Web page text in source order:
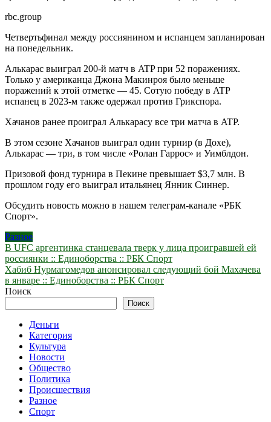
rbc.group
Четвертьфинал между россиянином и испанцем запланирован
на понедельник.
Алькарас выиграл 200-й матч в ATP при 52 поражениях.
Только у американца Джона Макинроя было меньше
поражений к этой отметке — 45. Сотую победу в ATP
испанец в 2023-м также одержал против Грикспора.
Хачанов ранее проиграл Алькарасу все три матча в ATP.
В этом сезоне Хачанов выиграл один турнир (в Дохе),
Алькарас — три, в том числе «Ролан Гаррос» и Уимблдон.
Призовой фонд турнира в Пекине превышает $3,7 млн. В
прошлом году его выиграл итальянец Янник Синнер.
Обсудить новость можно в нашем телеграм-канале «РБК
Спорт».
Разное
Навигация
по
записям
В UFC аргентинка станцевала тверк у лица проигравшей ей
россиянки :: Единоборства :: РБК Спорт
Хабиб Нурмагомедов анонсировал следующий бой Махачева
в январе :: Единоборства :: РБК Спорт
Поиск
Поиск
Деньги
Категория
Культура
Новости
Общество
Политика
Происшествия
Разное
Спорт